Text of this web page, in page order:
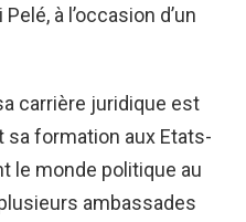
à l’occasion d’un
carrière juridique est
sa formation aux Etats-
le monde politique au
ambassades